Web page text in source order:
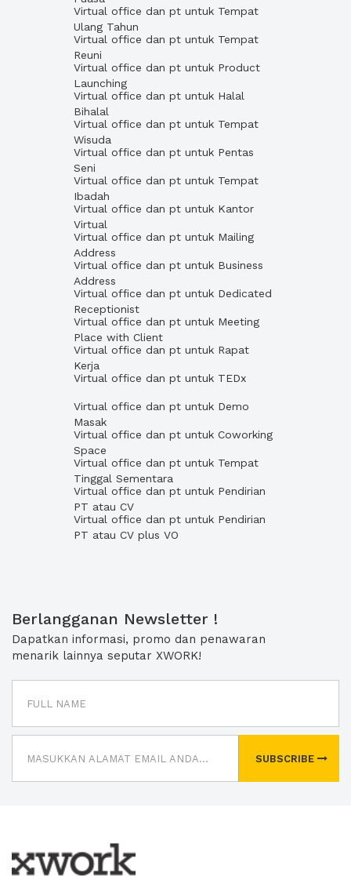
Virtual office dan pt untuk Tempat
Ulang Tahun
Virtual office dan pt untuk Tempat
Reuni
Virtual office dan pt untuk Product
Launching
Virtual office dan pt untuk Halal
Bihalal
Virtual office dan pt untuk Tempat
Wisuda
Virtual office dan pt untuk Pentas
Seni
Virtual office dan pt untuk Tempat
Ibadah
Virtual office dan pt untuk Kantor
Virtual
Virtual office dan pt untuk Mailing
Address
Virtual office dan pt untuk Business
Address
Virtual office dan pt untuk Dedicated
Receptionist
Virtual office dan pt untuk Meeting
Place with Client
Virtual office dan pt untuk Rapat
Kerja
Virtual office dan pt untuk TEDx
Virtual office dan pt untuk Demo
Masak
Virtual office dan pt untuk Coworking
Space
Virtual office dan pt untuk Tempat
Tinggal Sementara
Virtual office dan pt untuk Pendirian
PT atau CV
Virtual office dan pt untuk Pendirian
PT atau CV plus VO
Berlangganan Newsletter !
Dapatkan informasi, promo dan penawaran
menarik lainnya seputar XWORK!
SUBSCRIBE